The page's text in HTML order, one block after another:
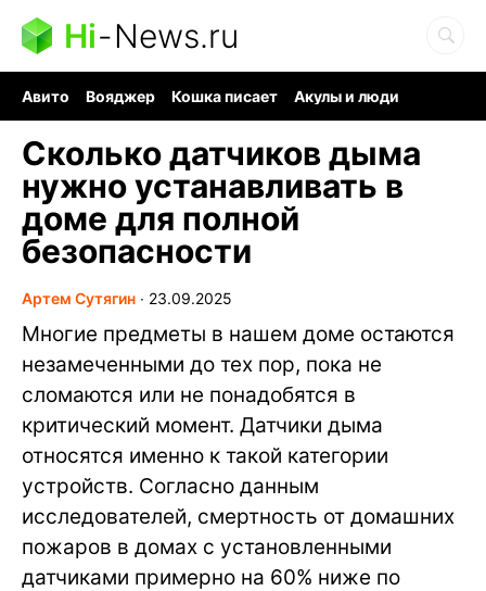
Hi-News.ru
Авито Вояджер Кошка писает
Акулы и люди
Сколько датчиков дыма
нужно устанавливать в
доме для полной
безопасности
Артем Сутягин ∙ 23.09.2025
Многие предметы в нашем доме остаются
незамеченными до тех пор, пока не
сломаются или не понадобятся в
критический момент. Датчики дыма
относятся именно к такой категории
устройств. Согласно данным
исследователей, смертность от домашних
пожаров в домах с установленными
датчиками примерно на 60% ниже по